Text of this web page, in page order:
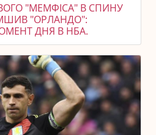
"МЕМФІСА" В СПИНУ
"ОРЛАНДО":
ДНЯ В НБА.